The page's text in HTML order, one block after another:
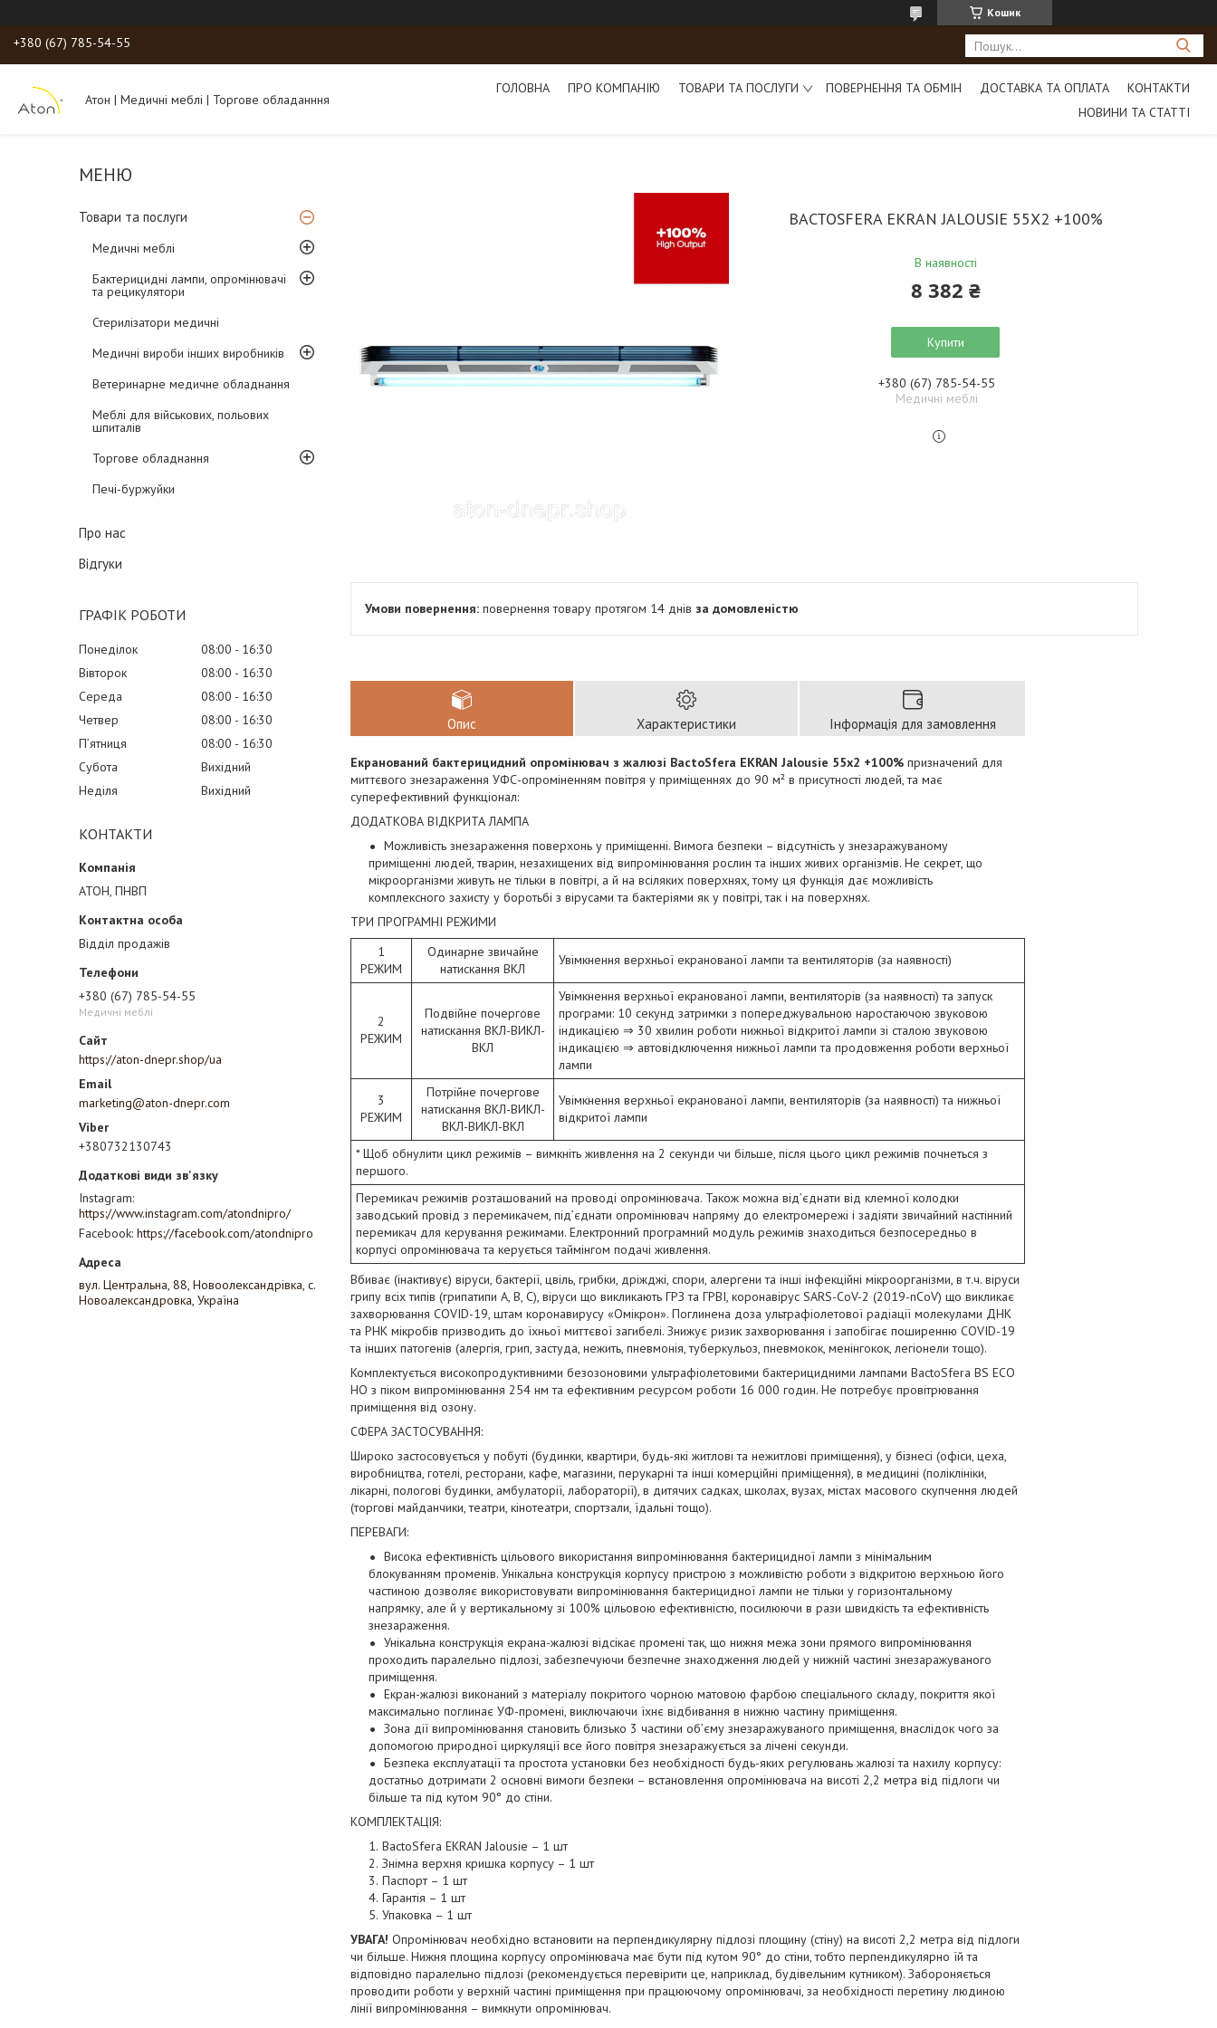
Кошик
+380 (67) 785-54-55
Атон | Медичні меблі | Торгове обладанння
ГОЛОВНА ПРО КОМПАНІЮ ТОВАРИ ТА ПОСЛУГИ ПОВЕРНЕННЯ ТА ОБМІН ДОСТАВКА ТА ОПЛАТА
КОНТАКТИ
НОВИНИ ТА СТАТТІ
Товари та послуги
Медичні меблі
Бактерицидні лампи, опромінювачі
та рецикулятори
Стерилізатори медичні
Медичні вироби інших виробників
Ветеринарне медичне обладнання
Меблі для військових, польових
шпиталів
Торгове обладнання
Печі-буржуйки
Про нас
Відгуки
ГРАФІК РОБОТИ
Понеділок 08:00
16:30
Вівторок
08:00
16:30
Середа
08:00
16:30
Четвер
08:00
16:30
Пʼятниця
08:00
16:30
Субота
Вихідний
Неділя
Вихідний
КОНТАКТИ
АТОН, ПНВП
Відділ продажів
+380 (67) 785-54-55
Медичні меблі
https://aton-dnepr.shop/ua
marketing@aton-dnepr.com
+380732130743
Instagram
https://www.instagram.com/atondnipro/
Facebook https://facebook.com/atondnipro
вул. Центральна, 88, Новоолександрівка, с.
Новоалександровка, Україна
BACTOSFERA EKRAN JALOUSIE 55X2 +100%
В наявності
8 382 ₴
Купити
+380 (67) 785-54-55
Медичні меблі
повернення товару протягом 14 днів за домовленістю
Опис Характеристики Інформація для замовлення
Екранований бактерицидний опромінювач з жалюзі BactoSfera EKRAN Jalousie 55x2 +100% призначений для
миттєвого знезараження УФС-опроміненням повітря у приміщеннях до 90 м² в присутності людей, та має
суперефективний функціонал:
ДОДАТКОВА ВІДКРИТА ЛАМПА
Можливість знезараження поверхонь у приміщенні. Вимога безпеки – відсутність у знезаражуваному
приміщенні людей, тварин, незахищених від випромінювання рослин та інших живих організмів. Не секрет, що
мікроорганізми живуть не тільки в повітрі, а й на всіляких поверхнях, тому ця функція дає можливість
комплексного захисту у боротьбі з вірусами та бактеріями як у повітрі, так і на поверхнях.
ТРИ ПРОГРАМНІ РЕЖИМИ
1
РЕЖИМ
Одинарне звичайне
натискання ВКЛ
Увімкнення верхньої екранованої лампи та вентиляторів (за наявності)
2
РЕЖИМ
Подвійне почергове
натискання ВКЛ-ВИКЛ-
ВКЛ
Увімкнення верхньої екранованої лампи, вентиляторів (за наявності) та запуск
програми: 10 секунд затримки з попереджувальною наростаючою звуковою
індикацією ⇒ 30 хвилин роботи нижньої відкритої лампи зі сталою звуковою
індикацією ⇒ автовідключення нижньої лампи та продовження роботи верхньої
лампи
3
РЕЖИМ
Потрійне почергове
натискання ВКЛ-ВИКЛ-
ВКЛ-ВИКЛ-ВКЛ
Увімкнення верхньої екранованої лампи, вентиляторів (за наявності) та нижньої
відкритої лампи
* Щоб обнулити цикл режимів – вимкніть живлення на 2 секунди чи більше, після цього цикл режимів почнеться з
першого.
Перемикач режимів розташований на проводі опромінювача. Також можна від’єднати від клемної колодки
заводський провід з перемикачем, під’єднати опромінювач напряму до електромережі і задіяти звичайний настінний
перемикач для керування режимами. Електронний програмний модуль режимів знаходиться безпосередньо в
корпусі опромінювача та керується таймінгом подачі живлення.
Вбиває (інактивує) віруси, бактерії, цвіль, грибки, дріжджі, спори, алергени та інші інфекційні мікроорганізми, в т.ч. віруси
грипу всіх типів (грипатипи A, B, C), віруси що викликають ГРЗ та ГРВІ, коронавірус SARS-CoV-2 (2019-nCoV) що викликає
захворювання COVID-19, штам коронавирусу «Омікрон». Поглинена доза ультрафіолетової радіації молекулами ДНК
та РНК мікробів призводить до їхньої миттєвої загибелі. Знижує ризик захворювання і запобігає поширенню COVID-19
та інших патогенів (алергія, грип, застуда, нежить, пневмонія, туберкульоз, пневмокок, менінгокок, легіонели тощо).
Комплектується високопродуктивними безозоновими ультрафіолетовими бактерицидними лампами BactoSfera BS ECO
HO з піком випромінювання 254 нм та ефективним ресурсом роботи 16 000 годин. Не потребує провітрювання
приміщення від озону.
СФЕРА ЗАСТОСУВАННЯ:
Широко застосовується у побуті (будинки, квартири, будь-які житлові та нежитлові приміщення), у бізнесі (офіси, цеха,
виробництва, готелі, ресторани, кафе, магазини, перукарні та інші комерційні приміщення), в медицині (поліклініки,
лікарні, пологові будинки, амбулаторії, лабораторії), в дитячих садках, школах, вузах, містах масового скупчення людей
(торгові майданчики, театри, кінотеатри, спортзали, їдальні тощо).
ПЕРЕВАГИ:
Висока ефективність цільового використання випромінювання бактерицидної лампи з мінімальним
блокуванням променів. Унікальна конструкція корпусу пристрою з можливістю роботи з відкритою верхньою його
частиною дозволяє використовувати випромінювання бактерицидної лампи не тільки у горизонтальному
напрямку, але й у вертикальному зі 100% цільовою ефективністю, посилюючи в рази швидкість та ефективність
знезараження.
Унікальна конструкція екрана-жалюзі відсікає промені так, що нижня межа зони прямого випромінювання
проходить паралельно підлозі, забезпечуючи безпечне знаходження людей у нижній частині знезаражуваного
приміщення.
Екран-жалюзі виконаний з матеріалу покритого чорною матовою фарбою спеціального складу, покриття якої
максимально поглинає УФ-промені, виключаючи їхнє відбивання в нижню частину приміщення.
Зона дії випромінювання становить близько 3 частини об’єму знезаражуваного приміщення, внаслідок чого за
допомогою природної циркуляції все його повітря знезаражується за лічені секунди.
Безпека експлуатації та простота установки без необхідності будь-яких регулювань жалюзі та нахилу корпусу:
достатньо дотримати 2 основні вимоги безпеки – встановлення опромінювача на висоті 2,2 метра від підлоги чи
більше та під кутом 90° до стіни.
КОМПЛЕКТАЦІЯ:
BactoSfera EKRAN Jalousie – 1 шт
Знімна верхня кришка корпусу – 1 шт
Паспорт – 1 шт
Гарантія – 1 шт
Упаковка – 1 шт
УВАГА! Опромінювач необхідно встановити на перпендикулярну підлозі площину (стіну) на висоті 2,2 метра від підлоги
чи більше. Нижня площина корпусу опромінювача має бути під кутом 90° до стіни, тобто перпендикулярно їй та
відповідно паралельно підлозі (рекомендується перевірити це, наприклад, будівельним кутником). Забороняється
проводити роботи у верхній частині приміщення при працюючому опромінювачі, за необхідності перетину людиною
лінії випромінювання – вимкнути опромінювач.